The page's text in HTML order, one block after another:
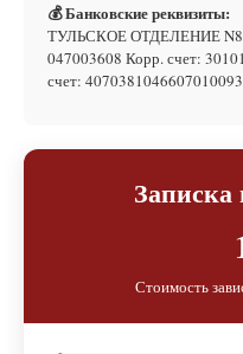
💰 Банковские реквизиты:
ТУЛЬСКОЕ ОТДЕЛЕНИЕ
047003608 Корр. счет:
счет:
Стоимость